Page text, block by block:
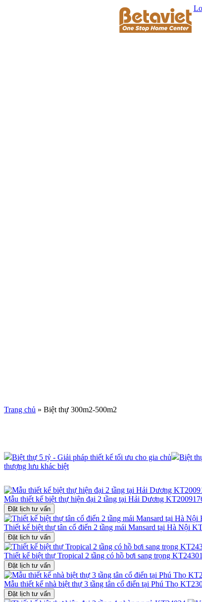
Trang chủ » Biệt thự 300m2-500m2
Biệt thự 5 tỷ - Giải pháp thiết kế tối ưu cho gia chủ Biệt
thượng lưu khác biệt
Mẫu thiết kế biệt thự hiện đại 2 tầng tại Hải Dương
Đặt lịch tư vấn
Thiết kế biệt thự tân cổ điển 2 tầng mái Mansard tại Hà Nội
Đặt lịch tư vấn
Thiết kế biệt thự Tropical 2 tầng có hồ bơi sang trọng KT24301
Đặt lịch tư vấn
Mẫu thiết kế nhà biệt thự 3 tầng tân cổ điển tại Phú Thọ
Đặt lịch tư vấn